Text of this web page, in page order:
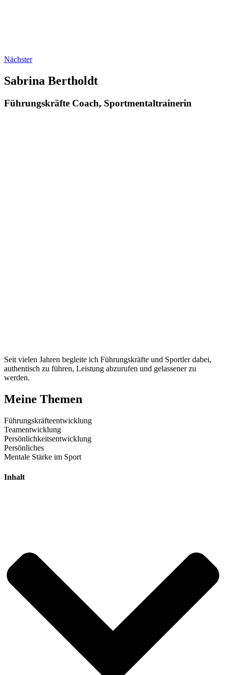
Nächster
Sabrina Bertholdt
Führungskräfte Coach, Sportmental­trainerin
Seit vielen Jahren begleite ich Führungskräfte und Sportler dabei,
authentisch zu führen, Leistung abzurufen und gelassener zu
werden.
Meine Themen
Führungskräfte­entwicklung
Team­entwicklung
Persönlichkeits­entwicklung
Persönliches
Mentale Stärke im Sport
Inhalt